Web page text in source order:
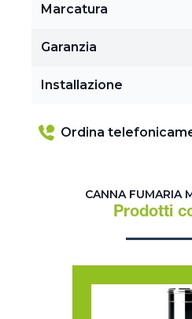
Marcatura
Garanzia
Installazione
Ordina
CANNA FUMARIA
Prodotti